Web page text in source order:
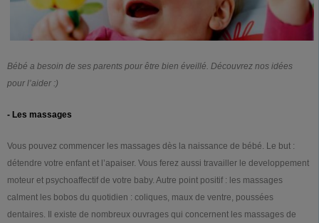
Bébé a besoin de ses parents pour être bien éveillé. Découvrez nos idées
pour l’aider :)
- Les massages
Vous pouvez commencer les massages dès la naissance de bébé. Le but :
détendre votre enfant et l’apaiser. Vous ferez aussi travailler le developpement
moteur et psychoaffectif de votre baby. Autre point positif : les massages
calment les bobos du quotidien : coliques, maux de ventre, poussées
dentaires. Il existe de nombreux ouvrages qui concernent les massages de